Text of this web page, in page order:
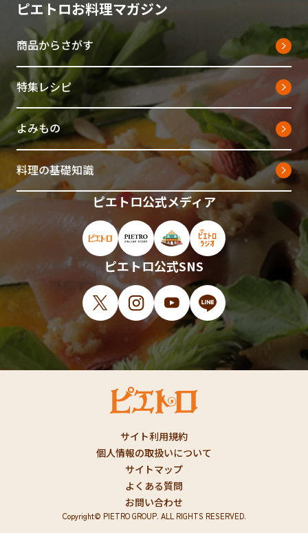
ピエトロお料理マガジン
商品からさがす
特集レシピ
よみもの
料理の基礎知識
ピエトロ公式メディア
ピエトロ公式サイト（新しいウィンドウで
ピエトロオンラインストア（新しい
ピエトロホームタウン（新
ピエトロラジオ（新
ピエトロ公式SNS
X（新しいウィンドウで開きます）
Instagram（新しいウィンドウで開
YouTube（新しいウィンド
LINE（新しいウィン
サイト利用規約
個人情報の取扱いについて
サイトマップ
よくある質問
お問い合わせ
Copyright© PIETRO GROUP. ALL RIGHTS RESERVED.